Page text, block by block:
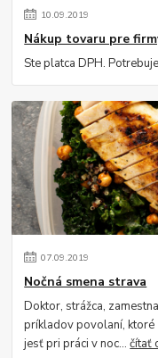
10.09.2019
Nákup tovaru pre
Ste platca DPH.
07.09.2019
Nočná smena strava
Doktor, strážca,
príkladov povolaní, ktoré
jesť pri práci v noc...čítať